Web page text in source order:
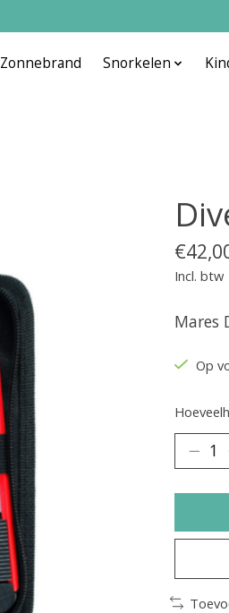
Zonnebrand Snorkelen
Incl. btw
Mares
Op